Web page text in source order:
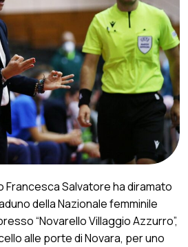
Francesca Salvatore ha diramato
della Nazionale femminile
“Novarello Villaggio Azzurro”,
alle porte di Novara, per uno